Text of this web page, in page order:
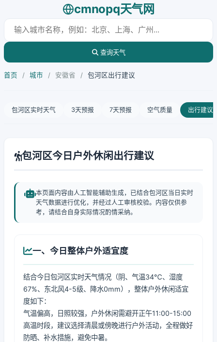
cmnopq天气网
查询天气
首页 / 城市 / 安徽省 / 包河区出行建议
包河区实时天气 3天预报 7天预报 空气质量 出行建议
包河区今日户外休闲出行建议
本页面内容由人工智能辅助生成，已结合包河区当日实时
天气数据进行优化，并经过人工审核校验。内容仅供参
考，请结合自身实际情况酌情采纳。
一、今日整体户外适宜度
结合今日包河区实时天气情况（阴、气温34℃、湿度
67%、东北风4-5级、降水0mm），整体户外休闲适宜
度如下：
气温偏高，日照较强，户外休闲需避开正午11:00-15:00
高温时段，建议选择清晨或傍晚进行户外活动，全程做好
防晒、补水措施，避免中暑。